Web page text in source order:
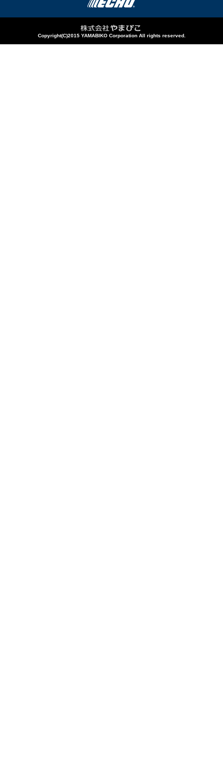
Copyright(C)2015 YAMABIKO Corporation All rights reserved.